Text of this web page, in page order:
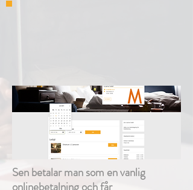
Sen betalar man som en vanlig
onlinebetalning och får